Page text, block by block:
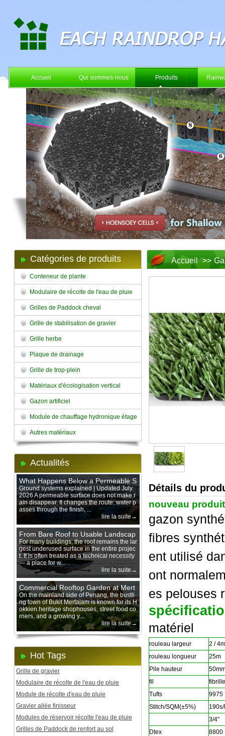
Accueil Qui sommes-nous Produits
Catégories de produits
Conteneur de plante
Modulaire de récolte de l'eau de pluie
Grilles de Paddock cheval
Grille de stabilisation de gravier
Grille herbe
Plaque de drainage
Grille de trop-plein
Matériaux d'écologisation vertical
Gazon artificiel
Module de chauffage hydronique étage
Autres matériaux
Actualités
What Happens Below a Permeable S
urface During Heavy Rain?
Ground systems explained | Updated July
2026 A permeable surface does not make r
ain disappear. It changes the route: water p
asses through the finish, ...
lire la suite→
From Bare Roof to Usable Landscap
e: Designing with 200 mm Green Ro
of Trays
For many buildings, the roof remains the lar
gest underused surface in the entire projec
t. It is often treated as a technical necessity
— a place for w...
lire la suite→
Commercial Rooftop Garden at Mert
ajam Urban Mall, Penang Mainland
On the mainland side of Penang, the bustli
ng town of Bukit Mertajam is known for its H
okkien heritage shophouses, street food co
rners, and a growing y...
lire la suite→
Hot Tags
Grille de gravier
Modulaire de récolte de l'eau de pluie
Module de récolte d'eau de pluie
Gravier allée finisseur
Modules de réservoir récolte l'eau de pluie
Grilles de Paddock de renfort au sol
Accueil >>
Détails du
nouveau
gazon
fibres
ent utilisé
ont
es pelouses
matériel
rouleau largeur
2 / 4m
rouleau longueur
25m
Pile hauteur
fil
Tufts
9975
Stitch/SQM(±5%)
3/4"
Dtex
8800